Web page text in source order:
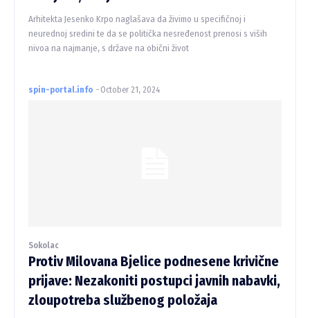
Arhitekta Jesenko Krpo naglašava da živimo u specifičnoj i
neurednoj sredini te da se politička nesređenost prenosi s viših
nivoa na najmanje, s države na obični život
spin-portal.info - October 21, 2024
Sokolac
Protiv Milovana Bjelice podnesene krivične
prijave: Nezakoniti postupci javnih nabavki,
zloupotreba službenog položaja